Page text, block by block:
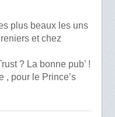
plus beaux les uns
et chez
? La bonne pub’ !
, pour le Prince’s